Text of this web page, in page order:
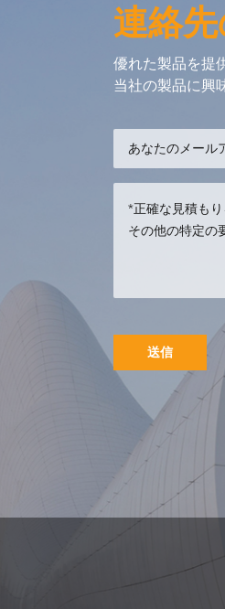
カ
ン
物
の
カ
ン
ン
ワ
カ
孔
金
彫
ア
ー
連絡
優れた製品を提
当社の製品に興
送信